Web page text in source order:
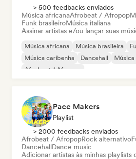
> 500 feedbacks enviados
Música africanaAfrobeat / Afropop
Funk brasileiroMúsica italiana
Assinar artistas e/ou lançar suas
Música africana Música brasileira
Música caribenha
Dancehall Música
Afrobeat / Afropop
Pace Makers
Playlist
> 2000 feedbacks enviados
Afrobeat / AfropopRock alternativo
DancehallDance music
Adicionar artistas às minhas playlists